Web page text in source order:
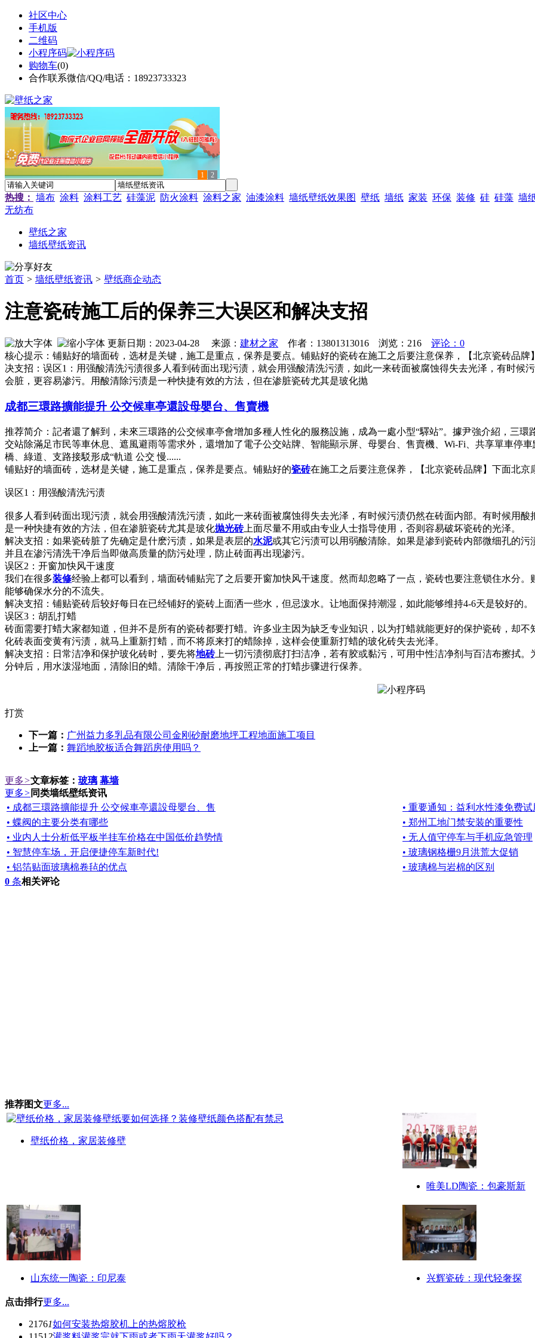
社区中心
手机版
二维码
小程序码
购物车(0)
合作联系微信/QQ/电话：18923733323
1 2
热搜： 墙布 涂料 涂料工艺 硅藻泥 防火涂料 涂料之家 油漆涂料 墙纸壁纸效果图 壁纸 墙纸 家装 环保 装修 硅 硅藻 墙
无纺布
壁纸之家
墙纸壁纸资讯
首页 > 墙纸壁纸资讯 > 壁纸商企动态
注意瓷砖施工后的保养三大误区和解决支招
更新日期：2023-04-28 来源： 建材之家 作者：13801313016 浏览： 216
评论：0
核心提示：铺贴好的墙面砖，选材是关键，施工是重点，保养是要点。铺贴好的瓷砖在施工之后要注意保养，【北京瓷砖品
决支招：误区1：用强酸清洗污渍很多人看到砖面出现污渍，就会用强酸清洗污渍，如此一来砖面被腐蚀得失去光泽，有时候
会脏，更容易渗污。用酸清除污渍是一种快捷有效的方法，但在渗脏瓷砖尤其是玻化抛
成都三環路擴能提升 公交候車亭還設母嬰台、售賣機
推荐简介：記者還了解到，未來三環路的公交候車亭會增加多種人性化的服務設施，成為一處小型“驛站”。據尹強介紹，三
交站除滿足市民等車休息、遮風避雨等需求外，還增加了電子公交站牌、智能顯示屏、母嬰台、售賣機、Wi-Fi、共享單車停
橋、綠道、支路接駁形成“軌道 公交 慢......
铺贴好的墙面砖，选材是关键，施工是重点，保养是要点。铺贴好的瓷砖在施工之后要注意保养，【北京瓷砖品牌】下面北
误区1：用强酸清洗污渍
很多人看到砖面出现污渍，就会用强酸清洗污渍，如此一来砖面被腐蚀得失去光泽，有时候污渍仍然在砖面内部。有时候用
是一种快捷有效的方法，但在渗脏瓷砖尤其是玻化抛光砖上面尽量不用或由专业人士指导使用，否则容易破坏瓷砖的光泽。
解决支招：如果瓷砖脏了先确定是什麽污渍，如果是表层的水泥或其它污渍可以用弱酸清除。如果是渗到瓷砖内部微细孔的
并且在渗污清洗干净后当即做高质量的防污处理，防止砖面再出现渗污。
误区2：开窗加快风干速度
我们在很多装修经验上都可以看到，墙面砖铺贴完了之后要开窗加快风干速度。然而却忽略了一点，瓷砖也要注意锁住水分
能够确保水分的不流失。
解决支招：铺贴瓷砖后较好每日在已经铺好的瓷砖上面洒一些水，但忌泼水。让地面保持潮湿，如此能够维持4-6天是较好的。
误区3：胡乱打蜡
砖面需要打蜡大家都知道，但并不是所有的瓷砖都要打蜡。许多业主因为缺乏专业知识，以为打蜡就能更好的保护瓷砖，却
化砖表面变黄有污渍，就马上重新打蜡，而不将原来打的蜡除掉，这样会使重新打蜡的玻化砖失去光泽。
解决支招：日常洁净和保护玻化砖时，要先将地砖上一切污渍彻底打扫洁净，若有胶或黏污，可用中性洁净剂与百洁布擦拭
分钟后，用水泼湿地面，清除旧的蜡。清除干净后，再按照正常的打蜡步骤进行保养。
打赏
下一篇： 广州益力多乳品有限公司金刚砂耐磨地坪工程地面施工项目
上一篇： 舞蹈地胶板适合舞蹈房使用吗？
更多>文章标签： 玻璃 幕墙
更多> 同类墙纸壁纸资讯
• 成都三環路擴能提升 公交候車亭還設母嬰台、售
• 重要通知：益利水性漆免费
• 蝶阀的主要分类有哪些
• 郑州工地门禁安装的重要性
• 业内人士分析低平板半挂车价格在中国低价趋势情
• 无人值守停车与手机应急管理
• 智慧停车场，开启便捷停车新时代!
• 玻璃钢格栅9月洪荒大促销
• 铝箔贴面玻璃棉卷毡的优点
• 玻璃棉与岩棉的区别
0 条相关评论
推荐图文更多...
壁纸价格，家居装修壁
唯美LD陶瓷：包豪斯新
山东统一陶瓷：印尼泰 兴辉瓷砖：现代轻奢探
点击排行更多...
21761如何安装热熔胶机上的热熔胶枪